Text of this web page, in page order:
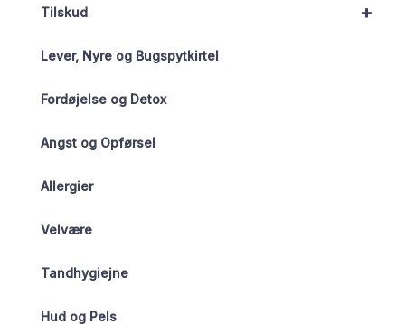
+
Tilskud
Lever, Nyre og Bugspytkirtel
Fordøjelse og Detox
Angst og Opførsel
Allergier
Velvære
Tandhygiejne
Hud og Pels